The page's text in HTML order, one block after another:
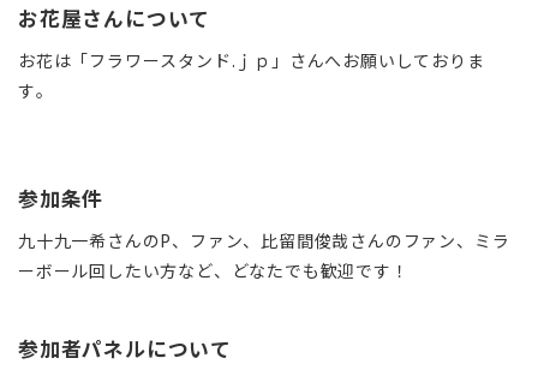
お花屋さんについて
お花は「フラワースタンド.ｊｐ」さんへお願いしておりま
す。
参加条件
九十九一希さんのP、ファン、比留間俊哉さんのファン、ミラ
ーボール回したい方など、どなたでも歓迎です！
参加者パネルについて